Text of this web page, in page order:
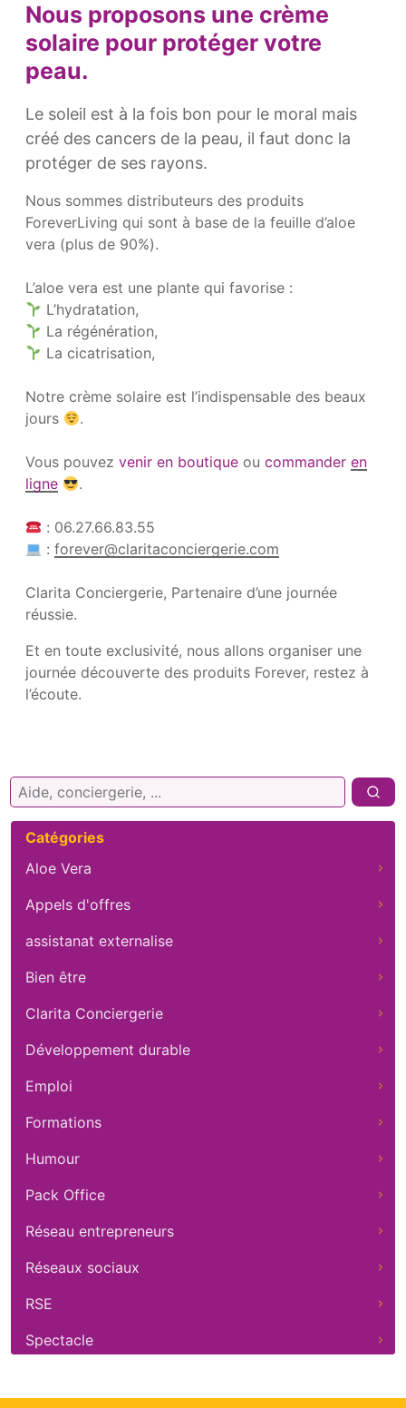
Nous proposons une crème
solaire pour protéger votre
peau.
Le soleil est à la fois bon pour le moral mais
créé des cancers de la peau, il faut donc la
protéger de ses rayons.
Nous sommes distributeurs des produits
ForeverLiving qui sont à base de la feuille d’aloe
vera (plus de 90%).
L’aloe vera est une plante qui favorise :
L’hydratation,
La régénération,
La cicatrisation,
Notre crème solaire est l’indispensable des beaux
jours
.
Vous pouvez venir en boutique ou commander en
ligne
.
: 06.27.66.83.55
:forever@claritaconciergerie.com
Clarita Conciergerie, Partenaire d’une journée
réussie.
Et en toute exclusivité, nous allons organiser une
journée découverte des produits Forever, restez à
l’écoute.
Rechercher :
Catégories
Aloe Vera
Appels d'offres
assistanat externalise
Bien être
Clarita Conciergerie
Développement durable
Emploi
Formations
Humour
Pack Office
Réseau entrepreneurs
Réseaux sociaux
RSE
Spectacle